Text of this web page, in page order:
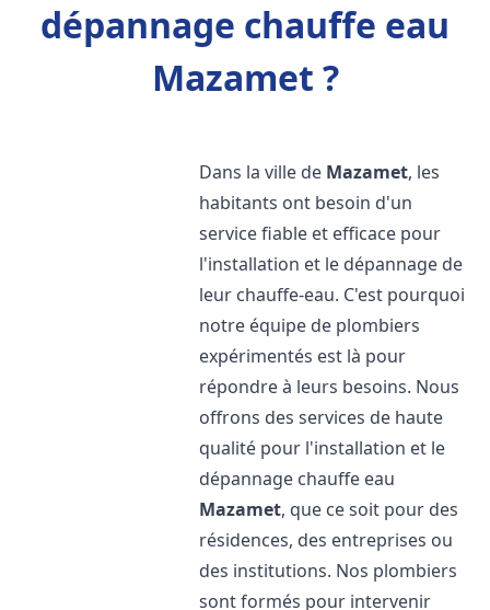
dépannage chauffe eau
Mazamet ?
Dans la ville de Mazamet, les
habitants ont besoin d'un
service fiable et efficace pour
l'installation et le dépannage de
leur chauffe-eau. C'est pourquoi
notre équipe de plombiers
expérimentés est là pour
répondre à leurs besoins. Nous
offrons des services de haute
qualité pour l'installation et le
dépannage chauffe eau
Mazamet, que ce soit pour des
résidences, des entreprises ou
des institutions. Nos plombiers
sont formés pour intervenir